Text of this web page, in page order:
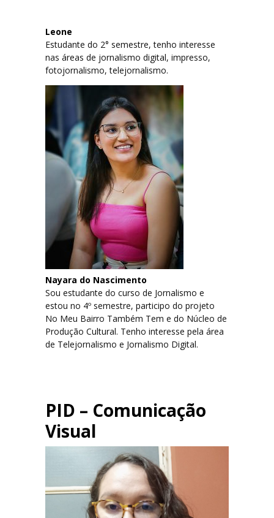
Leone
Estudante do 2° semestre, tenho interesse
nas áreas de jornalismo digital, impresso,
fotojornalismo, telejornalismo.
Nayara do Nascimento
Sou estudante do curso de Jornalismo e
estou no 4º semestre, participo do projeto
No Meu Bairro Também Tem e do Núcleo de
Produção Cultural. Tenho interesse pela área
de Telejornalismo e Jornalismo Digital.
PID – Comunicação
Visual